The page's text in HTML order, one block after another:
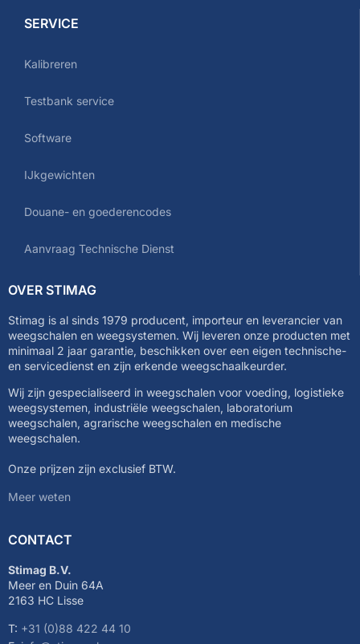
SERVICE
Kalibreren
Testbank service
Software
IJkgewichten
Douane- en goederencodes
Aanvraag Technische Dienst
OVER STIMAG
Stimag is al sinds 1979 producent, importeur en leverancier van
weegschalen en weegsystemen. Wij leveren onze producten met
minimaal 2 jaar garantie, beschikken over een eigen technische-
en servicedienst en zijn erkende weegschaalkeurder.
Wij zijn gespecialiseerd in weegschalen voor voeding, logistieke
weegsystemen, industriële weegschalen, laboratorium
weegschalen, agrarische weegschalen en medische
weegschalen.
Onze prijzen zijn exclusief BTW.
Meer weten
CONTACT
Stimag B.V.
Meer en Duin 64A
2163 HC Lisse
T: +31 (0)88 422 44 10